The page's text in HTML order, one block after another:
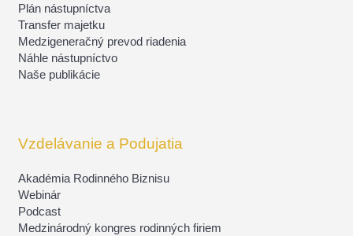
Plán nástupníctva
Transfer majetku
Medzigeneračný prevod riadenia
Náhle nástupníctvo
Naše publikácie
Vzdelávanie a Podujatia
Akadémia Rodinného Biznisu
Webinár
Podcast
Medzinárodný kongres rodinných firiem